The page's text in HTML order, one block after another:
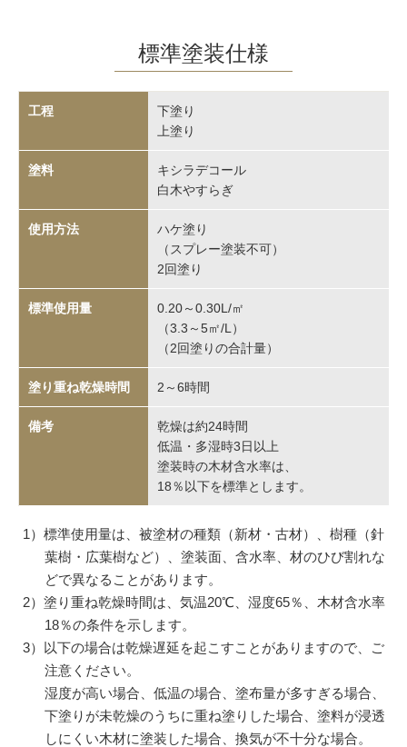
標準塗装仕様
下塗り
上塗り
キシラデコール
白木やすらぎ
ハケ塗り
（スプレー塗装不可）
2回塗り
0.20～0.30L/㎡
（3.3～5㎡/L）
（2回塗りの合計量）
2～6時間
乾燥は約24時間
低温・多湿時3日以上
塗装時の木材含水率は、
18％以下を標準とします。
1）標準使用量は、被塗材の種類（新材・古材）、樹種（針
葉樹・広葉樹など）、塗装面、含水率、材のひび割れな
どで異なることがあります。
2）塗り重ね乾燥時間は、気温20℃、湿度65％、木材含水率
18％の条件を示します。
3）以下の場合は乾燥遅延を起こすことがありますので、ご
注意ください。
湿度が高い場合、低温の場合、塗布量が多すぎる場合、
下塗りが未乾燥のうちに重ね塗りした場合、塗料が浸透
しにくい木材に塗装した場合、換気が不十分な場合。